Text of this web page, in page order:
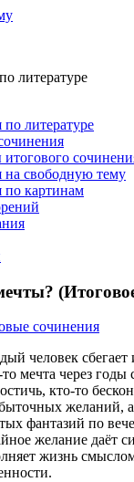
литературе
литературе
свободную тему
картинам
сочинения
человек сбегает
мечта через годы
кто-то
желаний,
фантазий по
желание даёт
жизнь